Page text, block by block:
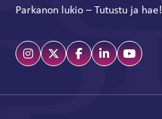
Parkanon lukio – Tutustu ja hae!